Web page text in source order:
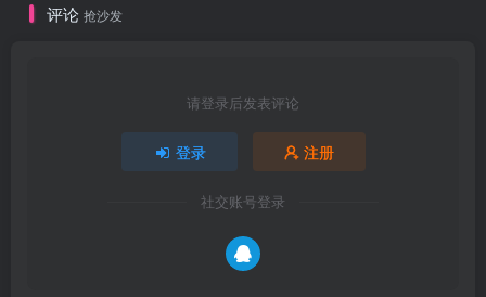
评论 抢沙发
请登录后发表评论
登录 注册
社交账号登录